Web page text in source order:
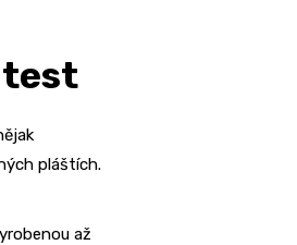
test
pláštích.
až